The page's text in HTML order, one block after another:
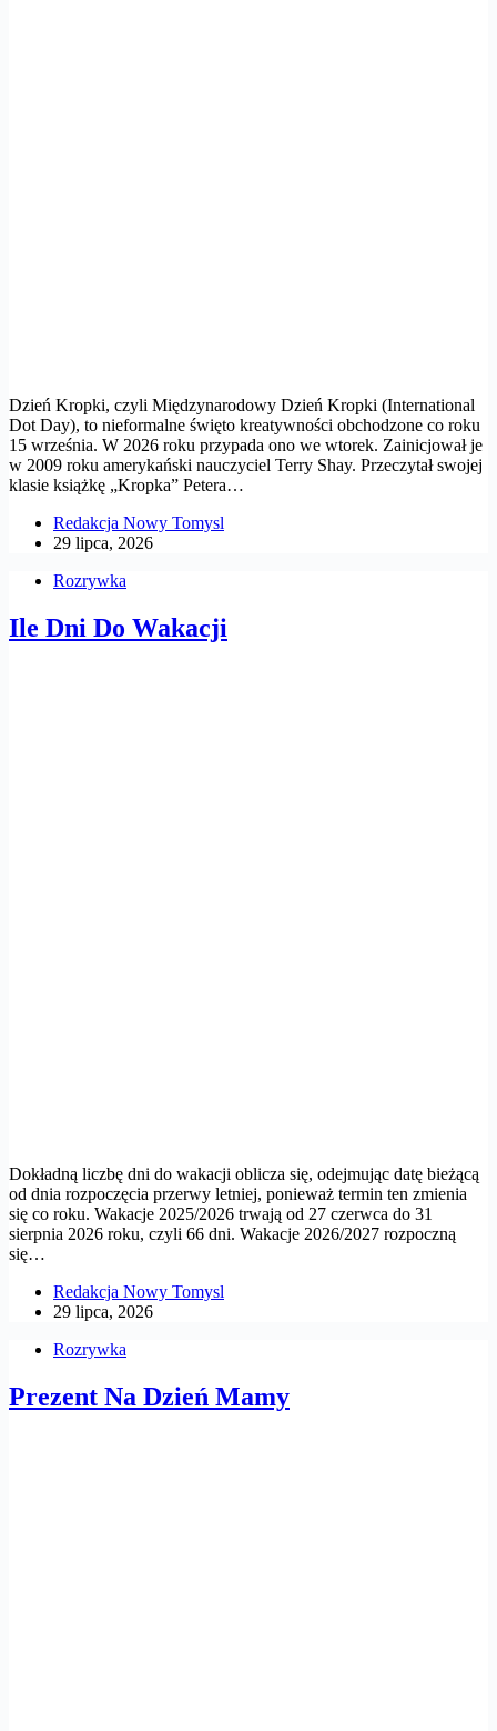
Dzień Kropki, czyli Międzynarodowy Dzień Kropki (International
Dot Day), to nieformalne święto kreatywności obchodzone co roku
15 września. W 2026 roku przypada ono we wtorek. Zainicjował je
w 2009 roku amerykański nauczyciel Terry Shay. Przeczytał swojej
klasie książkę „Kropka” Petera…
Redakcja Nowy Tomysl
29 lipca, 2026
Rozrywka
Ile Dni Do Wakacji
Dokładną liczbę dni do wakacji oblicza się, odejmując datę bieżącą
od dnia rozpoczęcia przerwy letniej, ponieważ termin ten zmienia
się co roku. Wakacje 2025/2026 trwają od 27 czerwca do 31
sierpnia 2026 roku, czyli 66 dni. Wakacje 2026/2027 rozpoczną
się…
Redakcja Nowy Tomysl
29 lipca, 2026
Rozrywka
Prezent Na Dzień Mamy